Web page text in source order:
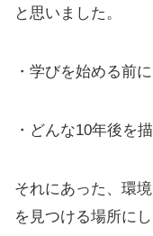
と思いました。
・学びを始める前
・どんな10年後を
それにあった、環
を見つける場所にし